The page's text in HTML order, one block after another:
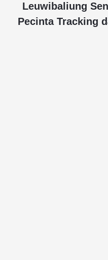
Leuwibaliung
Pecinta Tracking